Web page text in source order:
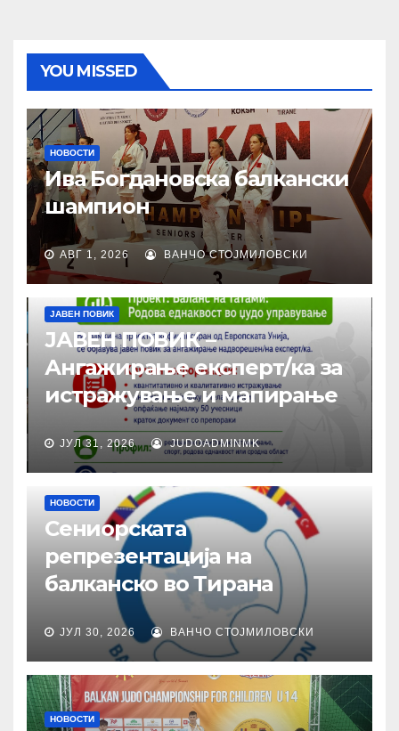
YOU MISSED
НОВОСТИ
Ива Богдановска балкански
шампион
АВГ 1, 2026 ВАНЧО СТОЈМИЛОВСКИ
ЈАВЕН ПОВИК
ЈАВЕН ПОВИК –
Ангажирање експерт/ка за
истражување и мапирање
ЈУЛ 31, 2026 JUDOADMINMK
НОВОСТИ
Сениорската
репрезентација на
балканско во Тирана
ЈУЛ 30, 2026 ВАНЧО СТОЈМИЛОВСКИ
НОВОСТИ